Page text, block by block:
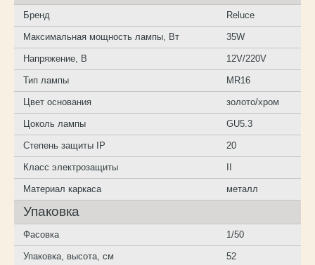
Бренд Reluce
Максимальная мощность лампы, Вт 35W
Напряжение, В 12V/220V
Тип лампы MR16
Цвет основания золото/хром
Цоколь лампы GU5.3
Степень защиты IP 20
Класс электрозащиты
Материал каркаса металл
Упаковка
Фасовка 1/50
Упаковка, высота, см 52